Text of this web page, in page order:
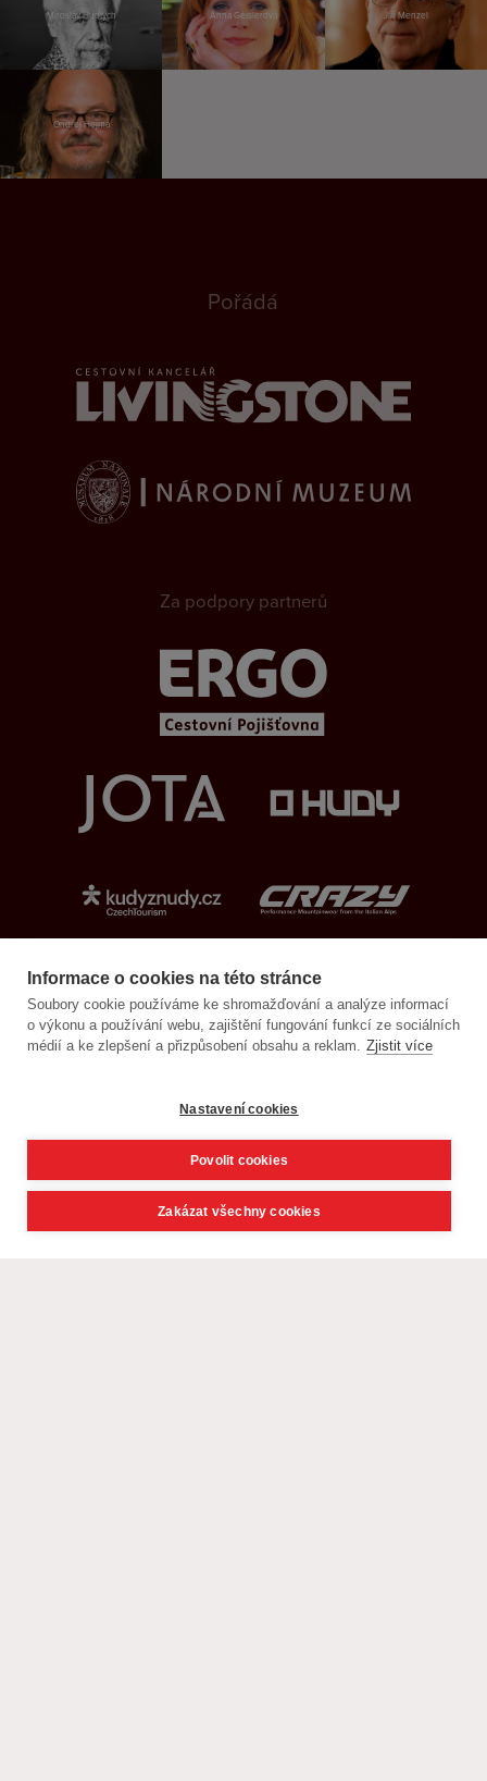
Informace o cookies na této stránce
Soubory cookie používáme ke shromažďování a analýze informací
o výkonu a používání webu, zajištění fungování funkcí ze sociálních
médií a ke zlepšení a přizpůsobení obsahu a reklam. Zjistit více
Nastavení cookies
Povolit cookies
Zakázat všechny cookies
Miroslav Huptych Anna Geislerová Jiří Menzel
Ondřej Hejma
Pořádá
Za podpory partnerů